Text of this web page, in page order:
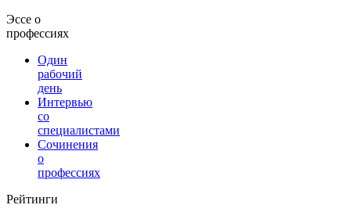
Эссе о
профессиях
Один
рабочий
день
Интервью
со
специалистами
Сочинения
о
профессиях
Рейтинги